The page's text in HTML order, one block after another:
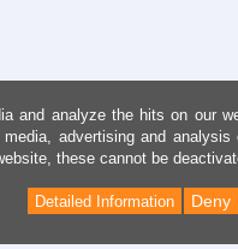
and analyze the hits on our
advertising and analysis
these cannot be
Deny
Detailed Information